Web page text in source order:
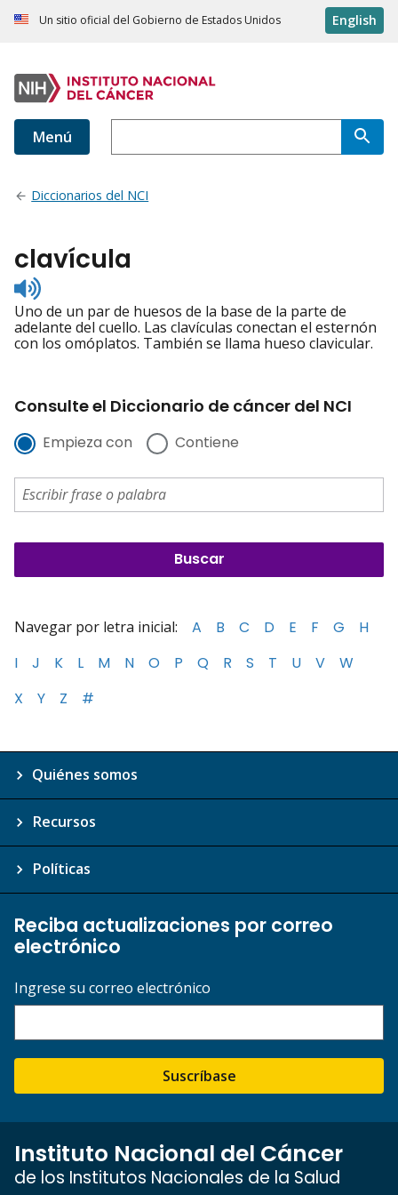
Un sitio oficial del Gobierno de Estados Unidos English
Menú
Diccionarios del NCI
clavícula
Listen
to
pronunciation
Uno de un par de huesos de la base de la parte de
adelante del cuello. Las clavículas conectan el esternón
con los omóplatos. También se llama hueso clavicular.
Consulte el Diccionario de cáncer del NCI
Empieza con Contiene
Navegar por letra inicial: A B C D E F G
H
I
J K L M N O P Q R S T U V
W
X
Y Z #
Quiénes somos
Recursos
Políticas
Reciba actualizaciones por correo
electrónico
Ingrese su correo electrónico
Suscríbase
Instituto Nacional del Cáncer
de los Institutos Nacionales de la Salud